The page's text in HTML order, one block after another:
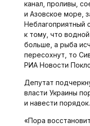
канал, проливы,
и Азовское море,
Неблагоприятный
к тому, что
больше, а рыба
пересохнут, то
РИА Новости
Депутат
власти Украины
и навести порядок.
«Пора